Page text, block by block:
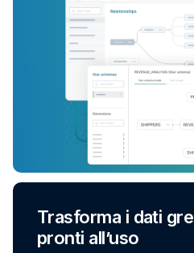
Trasforma i dati
pronti all’uso